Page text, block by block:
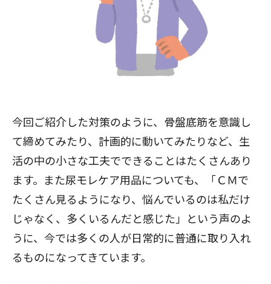
今回ご紹介した対策のように、骨盤底筋を意識し
て締めてみたり、計画的に動いてみたりなど、生
活の中の小さな工夫でできることはたくさんあり
ます。また尿モレケア用品についても、「ＣＭで
たくさん見るようになり、悩んでいるのは私だけ
じゃなく、多くいるんだと感じた」という声のよ
うに、今では多くの人が日常的に普通に取り入れ
るものになってきています。